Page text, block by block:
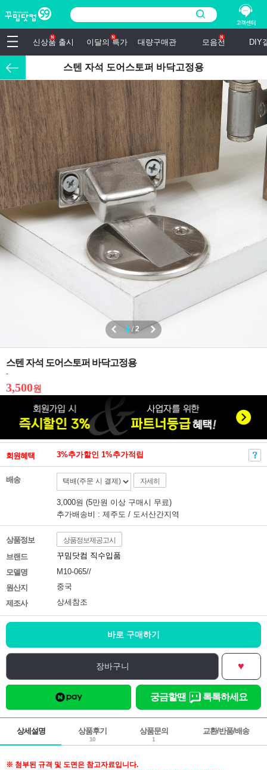
신상품 출시 이달의 특가 대량구매관 모음전 DIY
스텐 자석 도어스토퍼 바닥고정용
1 /2
스텐 자석 도어스토퍼 바닥고정용
-
3,500원
회원혜택 3%추가할인 1%추가적립
배송 자세히
3,000원 (5만원 이상 구매시 무료)
추가배송비 : 제주도 / 도서산간지역
상품정보 상품정보제공고시
브랜드
꾸밈닷컴 직수입품
모델명
M10-065//
원산지
중국
제조사
상세참조
바로 구매하기
장바구니 ♥
궁금할땐 톡톡하세요
상세설명 상품후기
10
상품문의
1
교환/반품/배송
※ 첨부된 규격 및 도면은 참고자료입니다.